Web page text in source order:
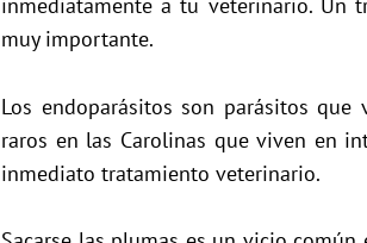
inmediatamente a tu veterinario. Un
muy importante.
Los endoparásitos son parásitos
raros en las Carolinas que viven en
inmediato tratamiento veterinario.